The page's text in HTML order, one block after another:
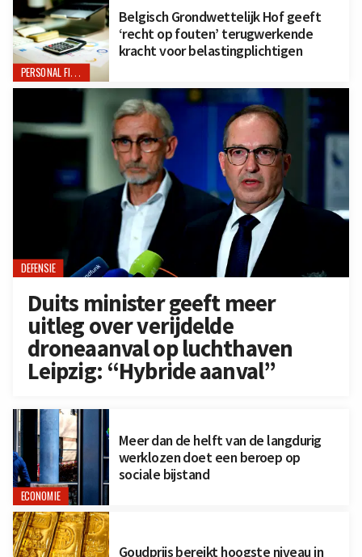
PERSONAL FINANCE
Belgisch Grondwettelijk Hof geeft
‘recht op fouten’ terugwerkende
kracht voor belastingplichtigen
DEFENSIE
Duits minister geeft meer
uitleg over verijdelde
droneaanval op luchthaven
Leipzig: “Hybride aanval”
ECONOMIE
Meer dan de helft van de langdurig
werklozen doet een beroep op
sociale bijstand
Goudprijs bereikt hoogste niveau in